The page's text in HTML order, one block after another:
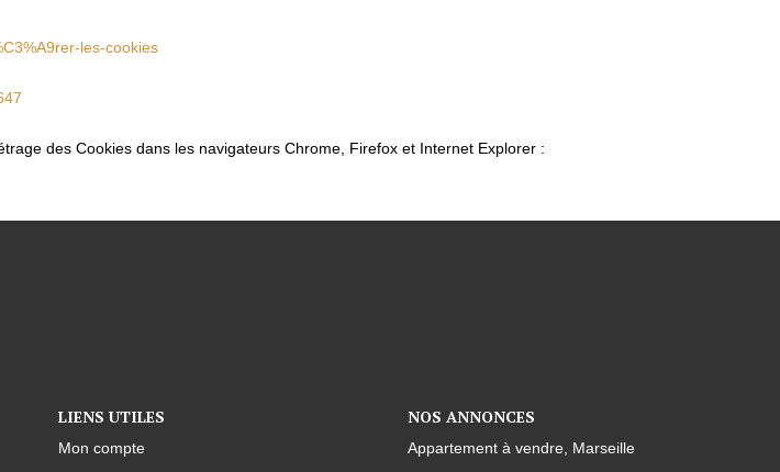
les-cookies
des Cookies dans les navigateurs Chrome, Firefox et Internet Explorer :
LIENS UTILES
Mon compte
NOS ANNONCES
Appartement à vendre, Marseille